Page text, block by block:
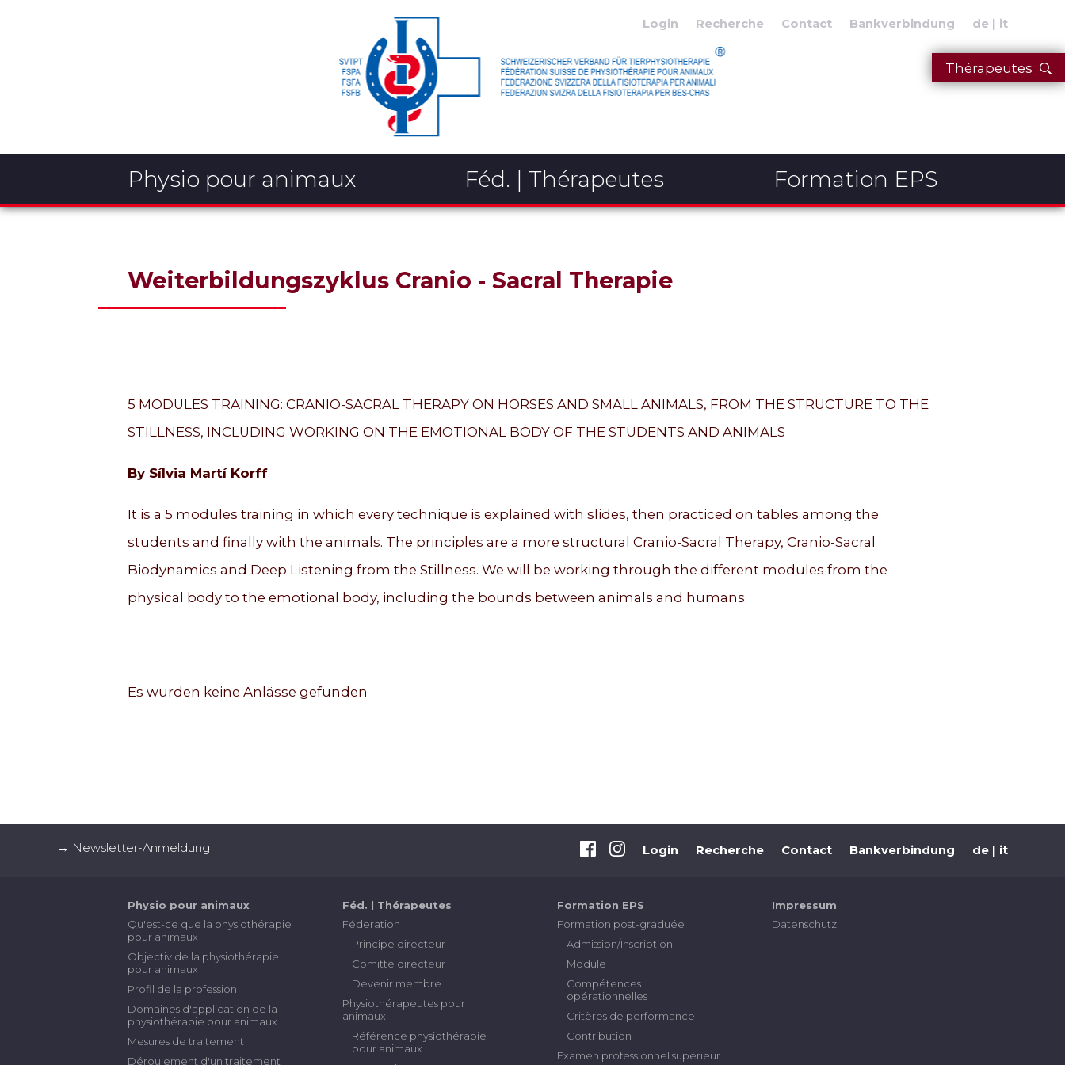
Thérapeutes
Login Recherche Contact Bankverbindung de it
Physio pour animaux Féd. | Thérapeutes Formation EPS
Weiterbildungszyklus Cranio - Sacral Therapie
5 MODULES TRAINING: CRANIO-SACRAL THERAPY ON HORSES AND SMALL ANIMALS, FROM THE STRUCTURE TO THE
STILLNESS, INCLUDING WORKING ON THE EMOTIONAL BODY OF THE STUDENTS AND ANIMALS
By Sílvia Martí Korff
It is a 5 modules training in which every technique is explained with slides, then practiced on tables among the
students and finally with the animals. The principles are a more structural Cranio-Sacral Therapy, Cranio-Sacral
Biodynamics and Deep Listening from the Stillness. We will be working through the different modules from the
physical body to the emotional body, including the bounds between animals and humans.
Es wurden keine Anlässe gefunden
→ Newsletter-Anmeldung Login Recherche Contact Bankverbindung de it
Physio pour animaux
Qu'est-ce que la physiothérapie
pour animaux
Objectiv de la physiothérapie
pour animaux
Profil de la profession
Domaines d'application de la
physiothérapie pour animaux
Mesures de traitement
Déroulement d'un traitement
Féd. | Thérapeutes
Féderation
Principe directeur
Comitté directeur
Devenir membre
Physiothérapeutes pour
animaux
Référence physiothérapie
pour animaux
Formation EPS
Formation post-graduée
Admission/Inscription
Module
Compétences
opérationnelles
Critères de performance
Contribution
Examen professionnel supérieur
Impressum
Datenschutz